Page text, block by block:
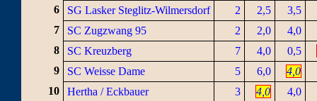
6
SG Lasker Steglitz-Wilmersdorf 2 2,5
3,5
7
SC Zugzwang 95 2 2,0
4,0
8
SC Kreuzberg 7 4,0 0,5
9
SC Weisse Dame 5 6,0
4,0
10
Hertha / Eckbauer 3 4,0 4,0